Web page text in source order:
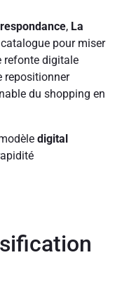
, La
pour miser
refonte digitale
repositionner
du shopping en
digital